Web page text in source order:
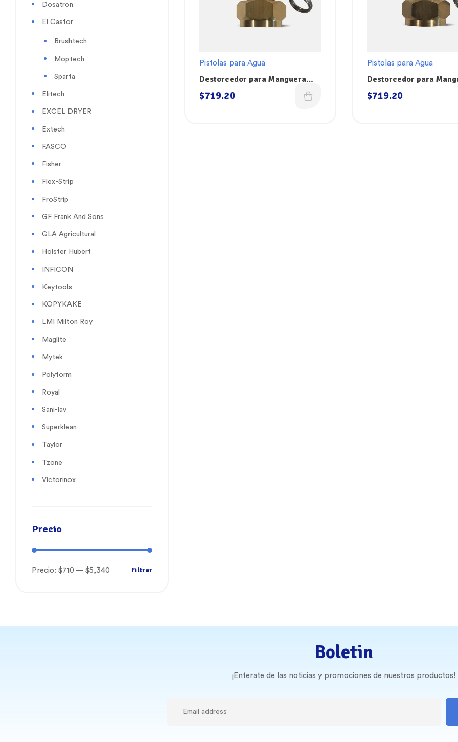
Pistolas para Agua
Destorcedor para Manguera
Sani-Lav 3/4″-1/2″ N11
$719.20
Pistolas para Agua
Destorcedor para
Sani-Lav 3/4″-3/4″ N17
$719.20
Dosatron
El Castor
Brushtech
Moptech
Sparta
Elitech
EXCEL DRYER
Extech
FASCO
Fisher
Flex-Strip
FroStrip
GF Frank And Sons
GLA Agricultural
Holster Hubert
INFICON
Keytools
KOPYKAKE
LMI Milton Roy
Maglite
Mytek
Polyform
Royal
Sani-lav
Superklean
Taylor
Tzone
Victorinox
Precio
Filtrar
Precio: $710 — $5,340
Boletin
¡Enterate de las noticias y promociones de nuestros productos!